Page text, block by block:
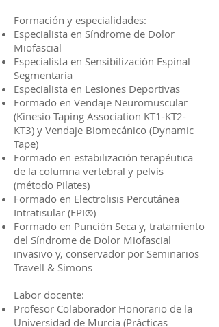
Formación y especialidades:
Especialista en Síndrome de Dolor
Miofascial
Especialista en Sensibilización Espinal
Segmentaria
Especialista en Lesiones Deportivas
Formado en Vendaje Neuromuscular
(Kinesio Taping Association KT1-KT2-
KT3) y Vendaje Biomecánico (Dynamic
Tape)
Formado en estabilización terapéutica
de la columna vertebral y pelvis
(método Pilates)
Formado en Electrolisis Percutánea
Intratisular (EPI®)
Formado en Punción Seca y, tratamiento
del Síndrome de Dolor Miofascial
invasivo y, conservador por Seminarios
Travell & Simons
Labor docente:
Profesor Colaborador Honorario de la
Universidad de Murcia (Prácticas